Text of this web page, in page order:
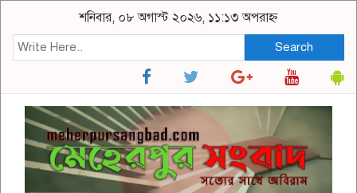
শনিবার, ০৮ অগাস্ট ২০২৬, ১১:১৩ অপরাহ্ন
Search